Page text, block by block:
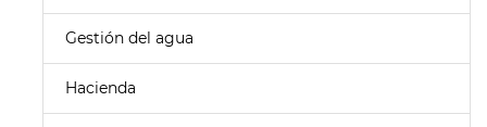
Gestión del agua
Hacienda